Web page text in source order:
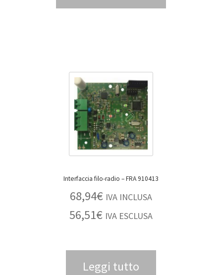
Interfaccia filo-radio – FRA 910413
68,94€ IVA INCLUSA
56,51€ IVA ESCLUSA
Leggi tutto